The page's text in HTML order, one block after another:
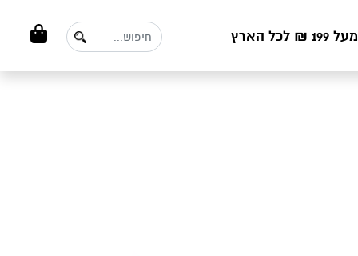
הארץ